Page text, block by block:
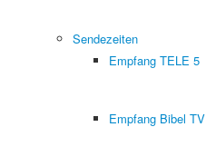
Sendezeiten
Empfang TELE 5
Empfang Bibel TV